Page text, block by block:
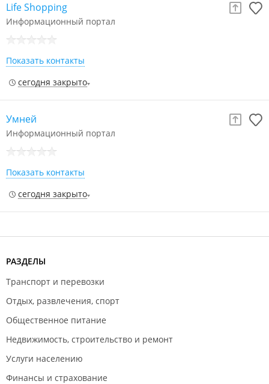
Life Shopping
Информационный портал
Показать контакты
сегодня закрыто
Умней
Информационный портал
Показать контакты
сегодня закрыто
РАЗДЕЛЫ
Транспорт и перевозки
Отдых, развлечения, спорт
Общественное питание
Недвижимость, строительство и ремонт
Услуги населению
Финансы и страхование